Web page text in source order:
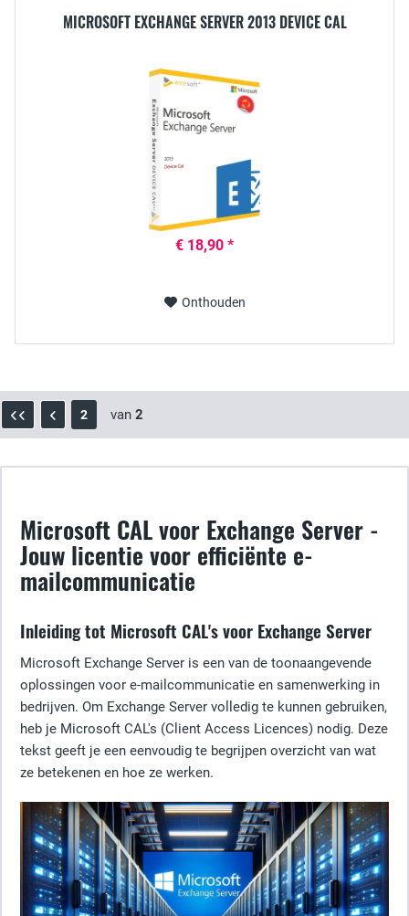
MICROSOFT EXCHANGE SERVER 2013 DEVICE CAL
€ 18,90 *
Onthouden
2 van 2
Microsoft CAL voor Exchange Server -
Jouw licentie voor efficiënte e-
mailcommunicatie
Inleiding tot Microsoft CAL's voor Exchange Server
Microsoft Exchange Server is een van de toonaangevende
oplossingen voor e-mailcommunicatie en samenwerking in
bedrijven. Om Exchange Server volledig te kunnen gebruiken,
heb je Microsoft CAL's (Client Access Licences) nodig. Deze
tekst geeft je een eenvoudig te begrijpen overzicht van wat
ze betekenen en hoe ze werken.